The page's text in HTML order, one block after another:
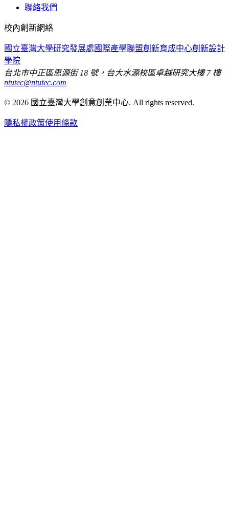
聯絡我們
校內創新網絡
國立臺灣大學研究發展處 國際產學聯盟創新育成中心創新設計
學院
台北市中正區思源街 18 號，台大水源校區卓越研究大樓 7 樓
ntutec@ntutec.com
© 2026 國立臺灣大學創意創業中心. All rights reserved.
隱私權政策使用條款